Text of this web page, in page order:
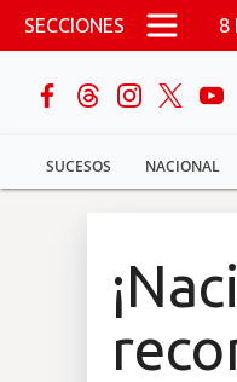
Pasar al contenido
SECCIONES 8
SUCESOS NACIONAL
buscar
Sucesos